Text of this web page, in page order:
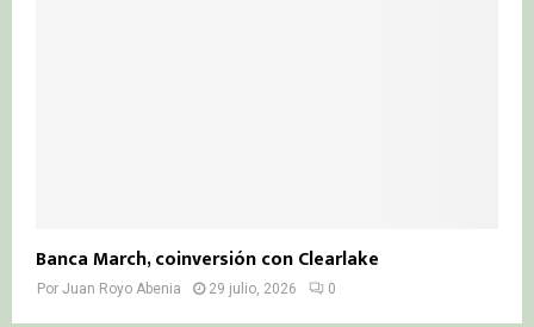
Banca March, coinversión con Clearlake
Por Juan Royo Abenia 29 julio, 2026 0